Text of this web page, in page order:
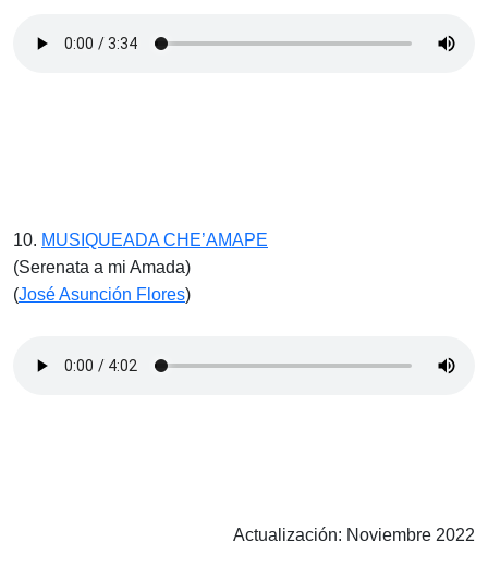
10. MUSIQUEADA CHE’AMAPE
(Serenata a mi Amada)
(José Asunción Flores)
Actualización: Noviembre 2022